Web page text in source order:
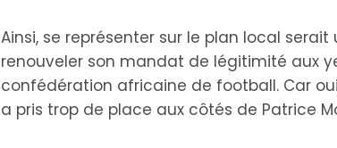
Ainsi, se représenter sur le plan local
renouveler son mandat de légitimité aux
confédération africaine de football. Car
a pris trop de place aux côtés de Patrice